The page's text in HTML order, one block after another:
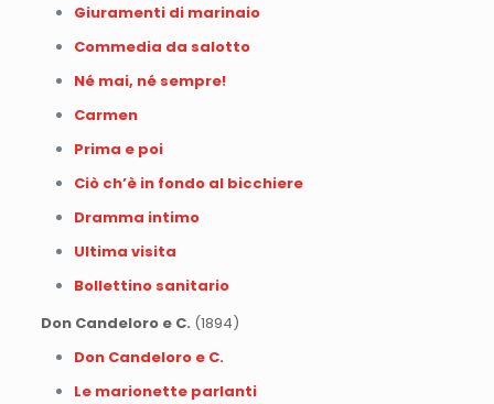
Giuramenti di marinaio
Commedia da salotto
Né mai, né sempre!
Carmen
Prima e poi
Ciò ch’è in fondo al bicchiere
Dramma intimo
Ultima visita
Bollettino sanitario
Don Candeloro e C. (1894)
Don Candeloro e C.
Le marionette parlanti